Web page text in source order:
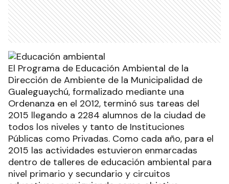
El Programa de Educación Ambiental de la
Dirección de Ambiente de la Municipalidad de
Gualeguaychú, formalizado mediante una
Ordenanza en el 2012, terminó sus tareas del
2015 llegando a 2284 alumnos de la ciudad de
todos los niveles y tanto de Instituciones
Públicas como Privadas. Como cada año, para el
2015 las actividades estuvieron enmarcadas
dentro de talleres de educación ambiental para
nivel primario y secundario y circuitos